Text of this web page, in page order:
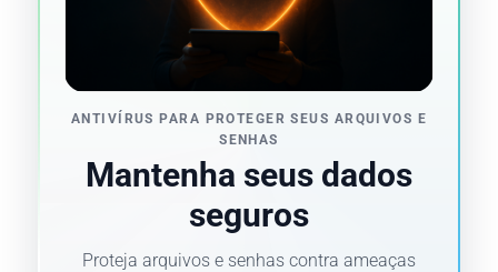
ANTIVÍRUS PARA PROTEGER SEUS ARQUIVOS E
SENHAS
Mantenha seus dados
seguros
Proteja arquivos e senhas contra ameaças